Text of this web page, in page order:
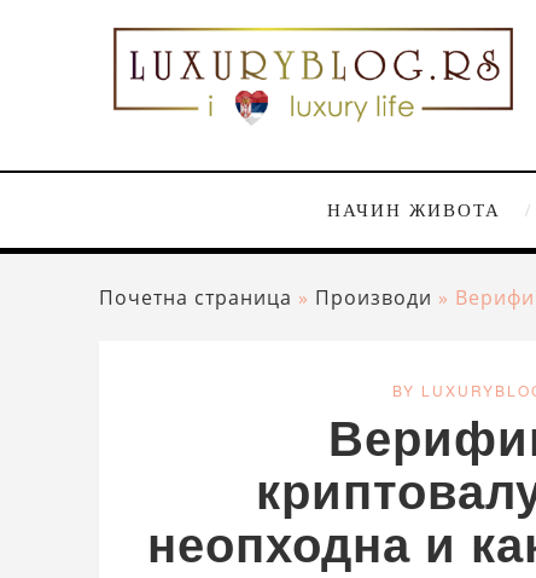
НАЧИН ЖИВОТА
Почетна страница » Производи »
BY
неопходна и